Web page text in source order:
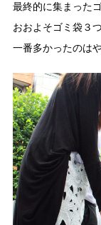
最終的に集まった
おおよそゴミ袋３
一番多かったのは